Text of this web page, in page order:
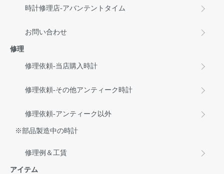
時計修理店-アバンテントタイム
お問い合わせ
修理
修理依頼-当店購入時計
修理依頼-その他アンティーク時計
修理依頼-アンティーク以外
※部品製造中の時計
修理例＆工賃
アイテム